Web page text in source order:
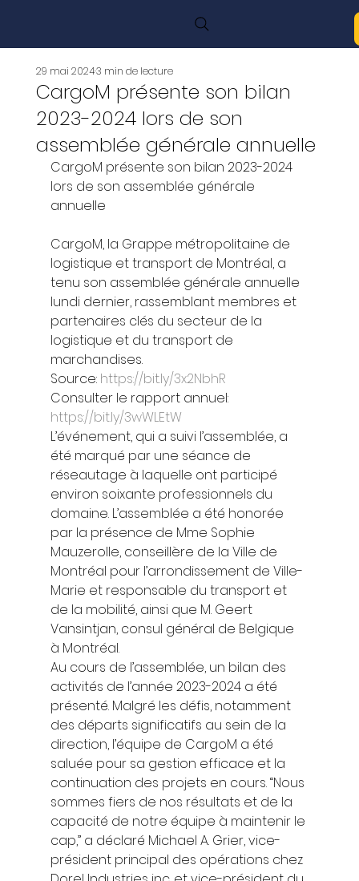
CargoM présente son bilan
2023-2024 lors de son
assemblée générale annuelle
29 mai 20243 min de lecture
CargoM présente son bilan 2023-2024
lors de son assemblée générale
annuelle
CargoM, la Grappe métropolitaine de
logistique et transport de Montréal, a
tenu son assemblée générale annuelle
lundi dernier, rassemblant membres et
partenaires clés du secteur de la
logistique et du transport de
marchandises.
Source: https://bit.ly/3x2NbhR
Consulter le rapport annuel:
https://bit.ly/3wWLEtW
L’événement, qui a suivi l’assemblée, a
été marqué par une séance de
réseautage à laquelle ont participé
environ soixante professionnels du
domaine. L’assemblée a été honorée
par la présence de Mme Sophie
Mauzerolle, conseillère de la Ville de
Montréal pour l’arrondissement de Ville-
Marie et responsable du transport et
de la mobilité, ainsi que M. Geert
Vansintjan, consul général de Belgique
à Montréal.
Au cours de l’assemblée, un bilan des
activités de l’année 2023-2024 a été
présenté. Malgré les défis, notamment
des départs significatifs au sein de la
direction, l’équipe de CargoM a été
saluée pour sa gestion efficace et la
continuation des projets en cours. “Nous
sommes fiers de nos résultats et de la
capacité de notre équipe à maintenir le
cap,” a déclaré Michael A. Grier, vice-
président principal des opérations chez